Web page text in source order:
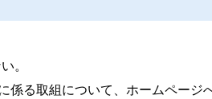
。
係る取組について、ホームページ